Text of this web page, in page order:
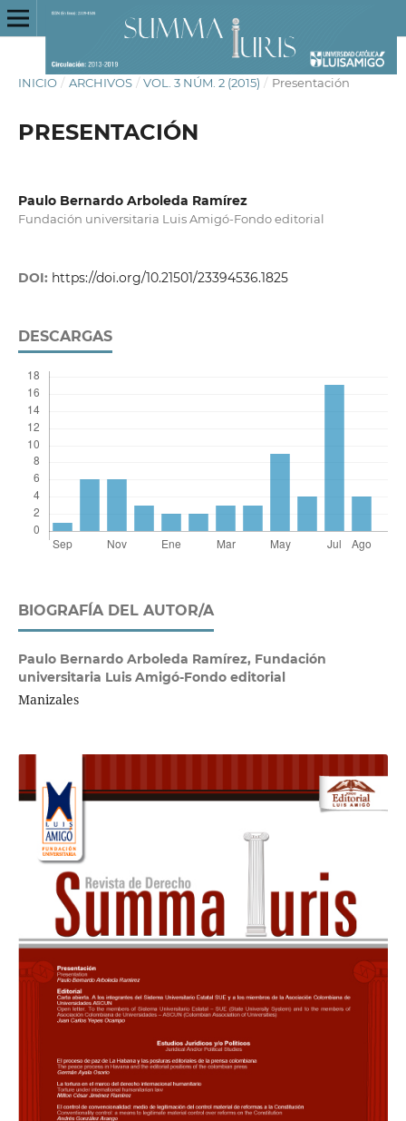
INICIO / ARCHIVOS / VOL. 3 NÚM. 2 (2015) / Presentación
PRESENTACIÓN
Paulo Bernardo Arboleda Ramírez
Fundación universitaria Luis Amigó-Fondo editorial
DOI: https://doi.org/10.21501/23394536.1825
DESCARGAS
BIOGRAFÍA DEL AUTOR/A
Paulo Bernardo Arboleda Ramírez, Fundación
universitaria Luis Amigó-Fondo editorial
Manizales